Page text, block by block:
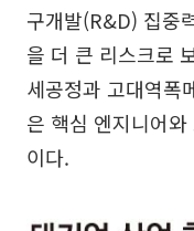
구개발(R&D) 집중
을 더 큰 리스크로
세공정과 고대역폭
은 핵심 엔지니어
이다.